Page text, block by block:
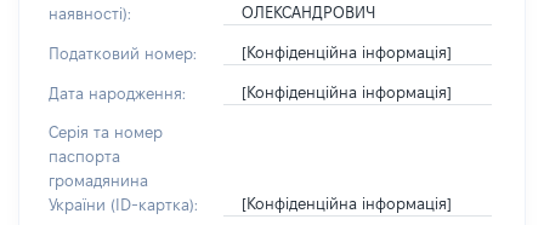
наявності):
ОЛЕКСАНДРОВИЧ
Податковий номер: [Конфіденційна інформація]
Дата народження: [Конфіденційна інформація]
Серія та номер
паспорта
громадянина
України (ID-картка):
[Конфіденційна інформація]